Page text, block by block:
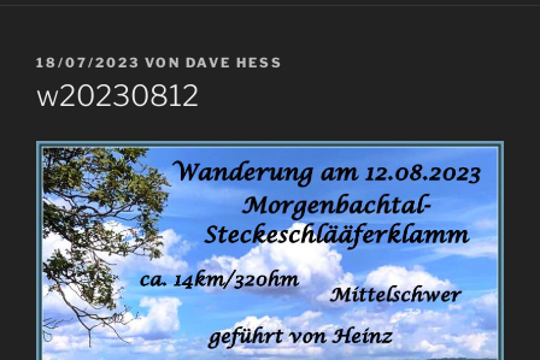
VERÖFFENTLICHT
AM
18/07/2023 VON DAVE HESS
w20230812